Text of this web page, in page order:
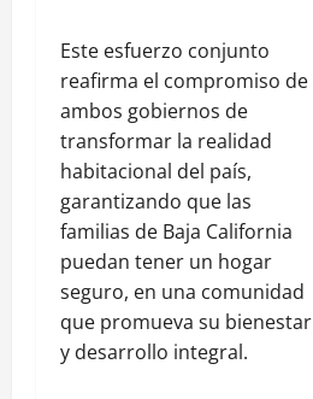
Este esfuerzo conjunto
reafirma el compromiso de
ambos gobiernos de
transformar la realidad
habitacional del país,
garantizando que las
familias de Baja California
puedan tener un hogar
seguro, en una comunidad
que promueva su bienestar
y desarrollo integral.